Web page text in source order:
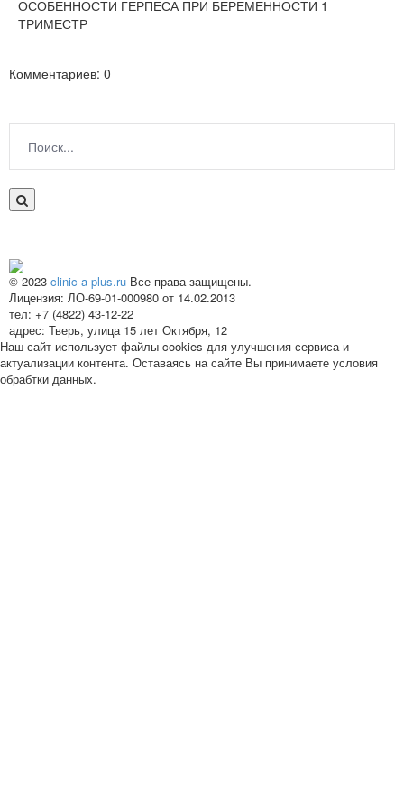
ОСОБЕННОСТИ ГЕРПЕСА ПРИ БЕРЕМЕННОСТИ 1
ТРИМЕСТР
Комментариев: 0
© 2023 clinic-a-plus.ru Все права защищены.
Лицензия: ЛО-69-01-000980 от 14.02.2013
тел: +7 (4822) 43-12-22
адрес: Тверь, улица 15 лет Октября, 12
Наш сайт использует файлы cookies для улучшения сервиса и
актуализации контента. Оставаясь на сайте Вы принимаете условия
обрабтки данных.